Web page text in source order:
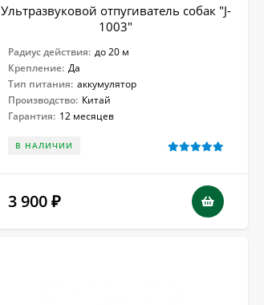
Ультразвуковой отпугиватель собак "J-
1003"
Радиус действия: до 20 м
Крепление: Да
Тип питания: аккумулятор
Производство: Китай
Гарантия: 12 месяцев
В НАЛИЧИИ
3 900 ₽